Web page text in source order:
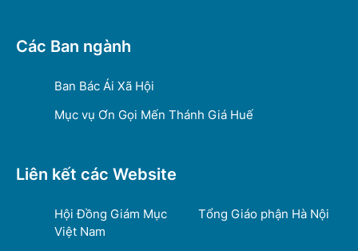
Các Ban ngành
Ban Bác Ái Xã Hội
Mục vụ Ơn Gọi Mến Thánh Giá Huế
Liên kết các Website
Hội Đồng Giám Mục
Việt Nam
Tổng Giáo phận Hà Nội